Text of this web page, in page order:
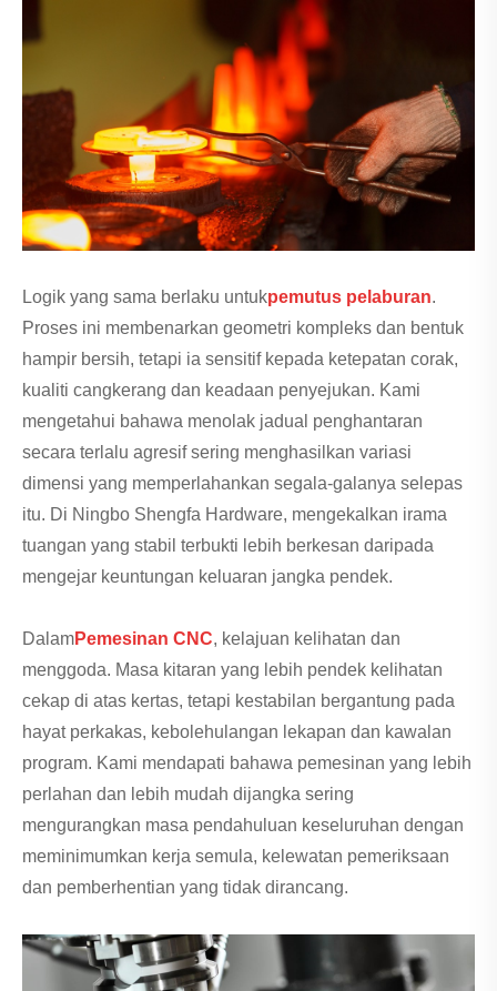
Logik yang sama berlaku untukpemutus pelaburan.
Proses ini membenarkan geometri kompleks dan bentuk
hampir bersih, tetapi ia sensitif kepada ketepatan corak,
kualiti cangkerang dan keadaan penyejukan. Kami
mengetahui bahawa menolak jadual penghantaran
secara terlalu agresif sering menghasilkan variasi
dimensi yang memperlahankan segala-galanya selepas
itu. Di Ningbo Shengfa Hardware, mengekalkan irama
tuangan yang stabil terbukti lebih berkesan daripada
mengejar keuntungan keluaran jangka pendek.
DalamPemesinan CNC, kelajuan kelihatan dan
menggoda. Masa kitaran yang lebih pendek kelihatan
cekap di atas kertas, tetapi kestabilan bergantung pada
hayat perkakas, kebolehulangan lekapan dan kawalan
program. Kami mendapati bahawa pemesinan yang lebih
perlahan dan lebih mudah dijangka sering
mengurangkan masa pendahuluan keseluruhan dengan
meminimumkan kerja semula, kelewatan pemeriksaan
dan pemberhentian yang tidak dirancang.